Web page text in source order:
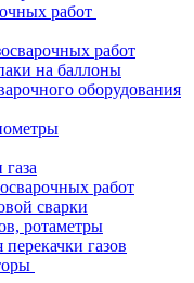
работ
работ
на баллоны
оборудования
работ
сварки
ротаметры
перекачки газов